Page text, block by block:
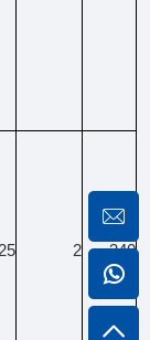
340
2
25